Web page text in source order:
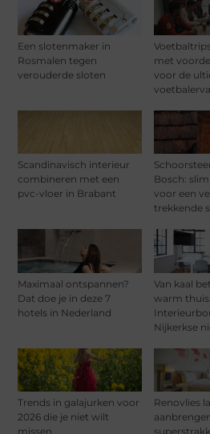
Een slotenmaker in
Rosmalen tegen
verouderde sloten
met
voor de
Scandinavisch interieur
combineren met een
pvc-vloer in Brabant
Bosch:
voor een
trekkende
Maximaal ontspannen?
Dat doe je in deze 7
hotels in Nederland
Van kaal
warm thuis:
Nijkerkse
Trends in galajurken voor
2026 die je niet wilt
missen
Renovlies